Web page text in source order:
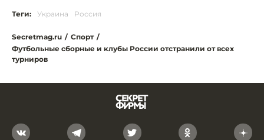
Теги: Украина Россия
Secretmag.ru / Спорт /
Футбольные сборные и клубы России отстранили от всех
турниров